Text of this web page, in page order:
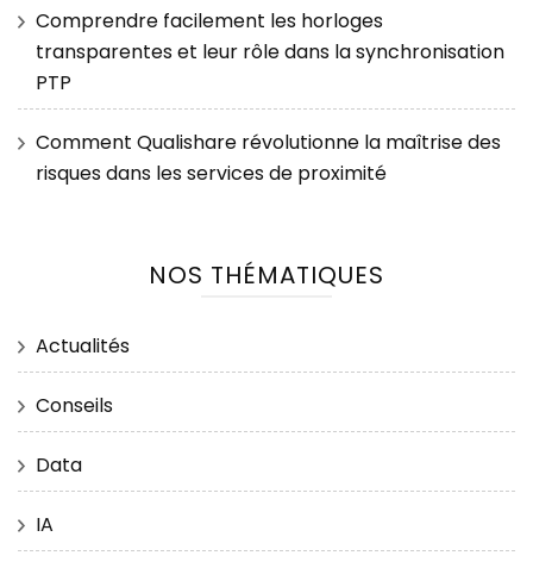
Comprendre facilement les horloges
transparentes et leur rôle dans la synchronisation
PTP
Comment Qualishare révolutionne la maîtrise des
risques dans les services de proximité
NOS THÉMATIQUES
Actualités
Conseils
Data
IA